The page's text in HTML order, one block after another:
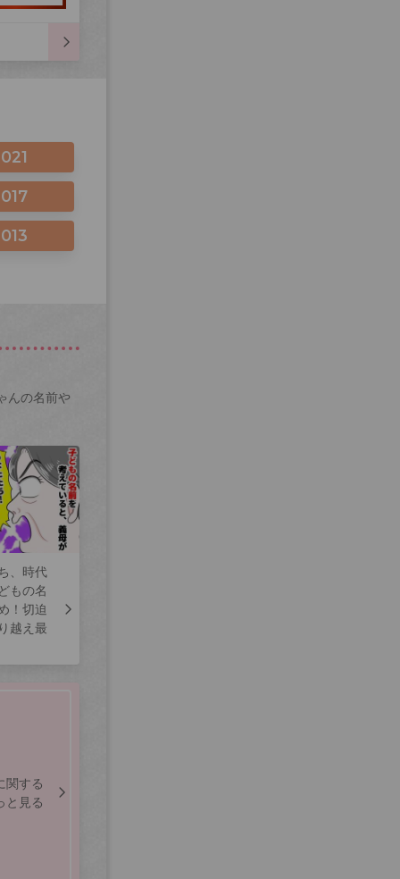
んの名前や
、時代
もの名
！切迫
越え最
関する
と見る